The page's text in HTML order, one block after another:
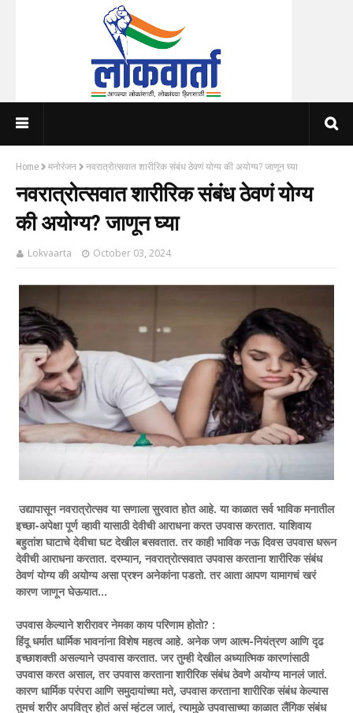
Home मनोरंजन नवरात्रोत्सवात शारीरिक संबंध ठेवणं योग्य की अयोग्य? जाणून घ्या
नवरात्रोत्सवात शारीरिक संबंध ठेवणं योग्य
की अयोग्य? जाणून घ्या
Lokvaarta October 03, 2024
उद्यापासून नवरात्रोत्सव या सणाला सुरवात होत आहे. या काळात सर्व भाविक मनातील
इच्छा-अपेक्षा पूर्ण व्हावी यासाठी देवीची आराधना करत उपवास करतात. याशिवाय
बहुतांश घाटाचे देवीचा घट देखील बसवतात. तर काही भाविक नऊ दिवस उपवास धरून
देवीची आराधना करतात. दरम्यान, नवरात्रोत्सवात उपवास करताना शारीरिक संबंध
ठेवणं योग्य की अयोग्य असा प्रश्न अनेकांना पडतो. तर आता आपण यामागचं खरं
कारण जाणून घेऊयात…
उपवास केल्याने शरीरावर नेमका काय परिणाम होतो? :
हिंदू धर्मात धार्मिक भावनांना विशेष महत्व आहे. अनेक जण आत्म-नियंत्रण आणि दृढ
इच्छाशक्ती असल्याने उपवास करतात. जर तुम्ही देखील अध्यात्मिक कारणांसाठी
उपवास करत असाल, तर उपवास करताना शारीरिक संबंध ठेवणे अयोग्य मानलं जातं.
कारण धार्मिक परंपरा आणि समुदायांच्या मते, उपवास करताना शारीरिक संबंध केल्यास
तुमचं शरीर अपवित्र होतं असं म्हंटल जातं, त्यामुळे उपवासाच्या काळात लैंगिक संबंध